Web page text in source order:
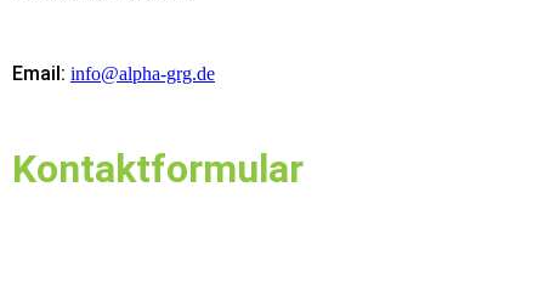
Email: info@alpha-grg.de
Kontaktformular